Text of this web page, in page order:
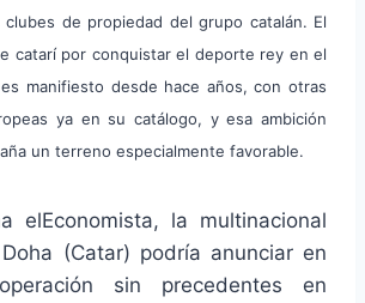
de propiedad del grupo catalán. El
catarí por conquistar el deporte rey en el
manifiesto desde hace años, con otras
ya en su catálogo, y esa ambición
un terreno especialmente favorable.
elEconomista, la multinacional
(Catar) podría anunciar en
sin precedentes en